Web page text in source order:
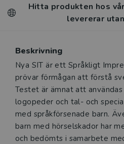
Hitta produkten hos
levererar
Beskrivning
Beskrivning
Nya SIT är ett Språkligt
prövar förmågan att förstå
Testet är ämnat att
logopeder och tal- och
med språkförsenade barn.
barn med hörselskador har
och bedömts i samarbete